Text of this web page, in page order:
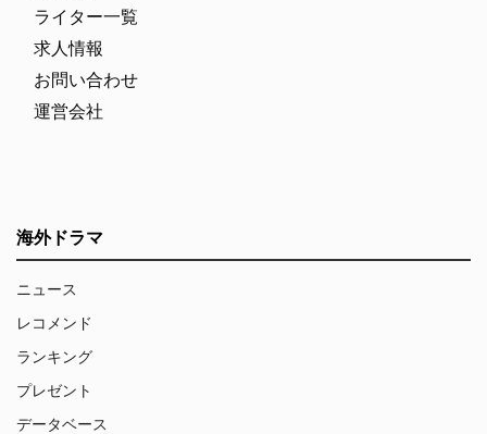
ライター一覧
求人情報
お問い合わせ
運営会社
海外ドラマ
ニュース
レコメンド
ランキング
プレゼント
データベース